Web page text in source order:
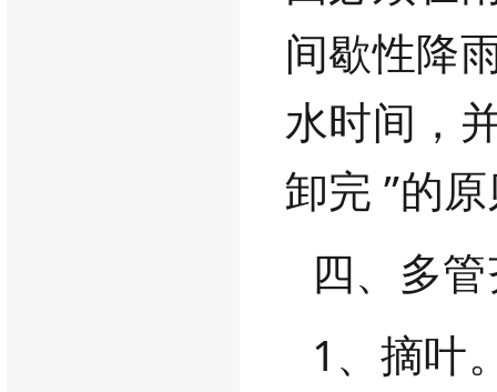
间歇性降
水时间，
卸完 ”的
四、多
1、摘叶